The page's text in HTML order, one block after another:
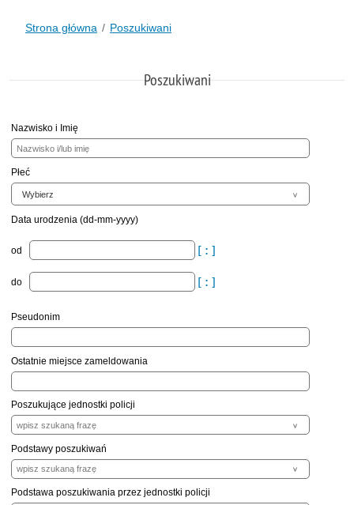
Strona główna Poszukiwani
Poszukiwani
Nazwisko i Imię
Płeć
Data urodzenia (dd-mm-yyyy)
od
do
Pseudonim
Ostatnie miejsce zameldowania
Poszukujące jednostki policji
Podstawy poszukiwań
Podstawa poszukiwania przez jednostki policji